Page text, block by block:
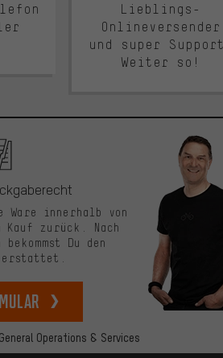
Lieblings-
Onlineversender
und super
Weiter so!
General Operations & Services
Ware innerhalb von
Kauf zurück. Nach
Du den
erstattet.